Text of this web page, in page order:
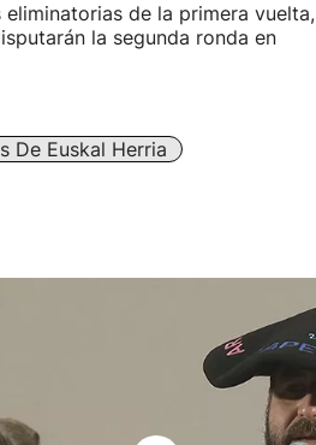
de la primera vuelta,
la segunda ronda en
De Euskal Herria